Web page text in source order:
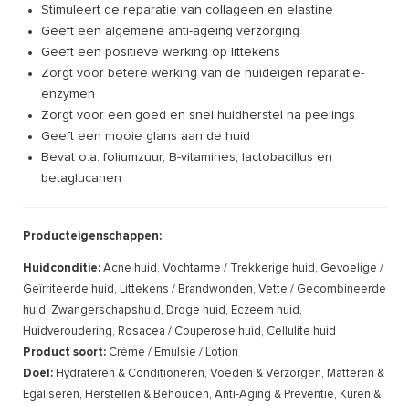
Stimuleert de reparatie van collageen en elastine
Geeft een algemene anti-ageing verzorging
Geeft een positieve werking op littekens
Zorgt voor betere werking van de huideigen reparatie-
enzymen
Zorgt voor een goed en snel huidherstel na peelings
Geeft een mooie glans aan de huid
Bevat o.a. foliumzuur, B-vitamines, lactobacillus en
betaglucanen
Producteigenschappen:
Huidconditie: Acne huid, Vochtarme / Trekkerige huid, Gevoelige /
Geïrriteerde huid, Littekens / Brandwonden, Vette / Gecombineerde
huid, Zwangerschapshuid, Droge huid, Eczeem huid,
Huidveroudering, Rosacea / Couperose huid, Cellulite huid
Product soort: Crème / Emulsie / Lotion
Doel: Hydrateren & Conditioneren, Voeden & Verzorgen, Matteren &
Egaliseren, Herstellen & Behouden, Anti-Aging & Preventie, Kuren &